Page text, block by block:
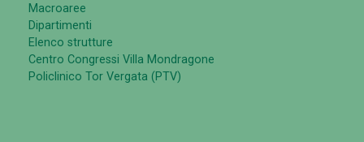
Macroaree
Dipartimenti
Elenco strutture
Centro Congressi Villa Mondragone
Policlinico Tor Vergata (PTV)